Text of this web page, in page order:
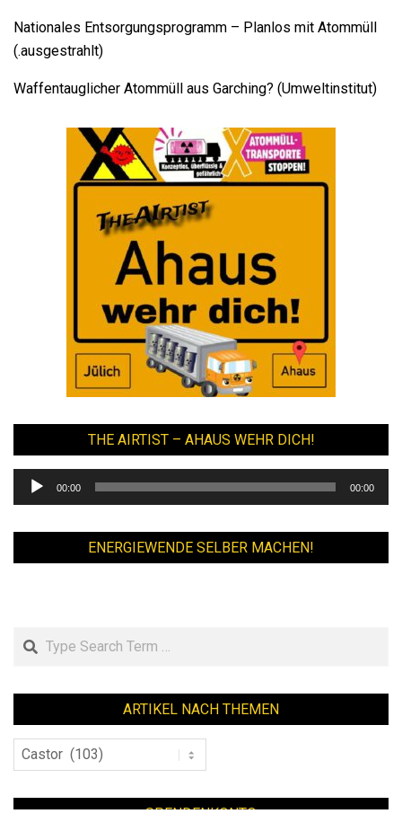
Nationales Entsorgungsprogramm – Planlos mit Atommüll
(.ausgestrahlt)
Waffentauglicher Atommüll aus Garching? (Umweltinstitut)
THE AIRTIST – AHAUS WEHR DICH!
Audio-
Player
00:00 00:00
ENERGIEWENDE SELBER MACHEN!
Search
ARTIKEL NACH THEMEN
Artikel
nach
SPENDENKONTO